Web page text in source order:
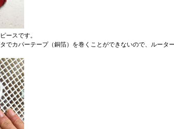
ースです。
でカパーテープ（銅箔）を巻くことができないので、ルータ